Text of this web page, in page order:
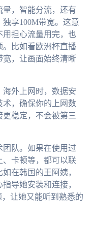
量，智能分流，还有
享100M带宽。这意
用担心流量用完，也
。比如看欧洲杯直播
宽，让画面始终清晰
外上网时，数据安
术，确保你的上网数
稳定，不会被第三
队。如果在使用过
卡顿等，都可以联
在韩国的王阿姨，
导她安装和连接，
让她又能听到熟悉的